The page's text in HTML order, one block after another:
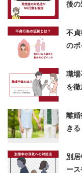
後の
不貞
のポ
職場
を
離婚
き
別
ー